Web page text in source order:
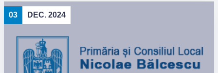
03 DEC. 2024